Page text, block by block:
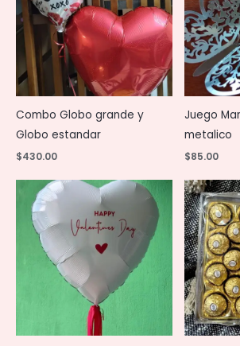
Combo Globo grande y
Globo estandar
$430.00
Juego
metalico
$85.00